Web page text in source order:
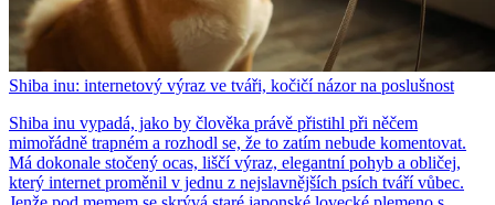
Shiba inu: internetový výraz ve tváři, kočičí názor na poslušnost
Shiba inu vypadá, jako by člověka právě přistihl při něčem
mimořádně trapném a rozhodl se, že to zatím nebude komentovat.
Má dokonale stočený ocas, liščí výraz, elegantní pohyb a obličej,
který internet proměnil v jednu z nejslavnějších psích tváří vůbec.